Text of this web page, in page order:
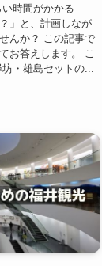
時間がかかる
」と、計画しなが
んか？ この記事で
お答えします。 こ
・雄島セットの...